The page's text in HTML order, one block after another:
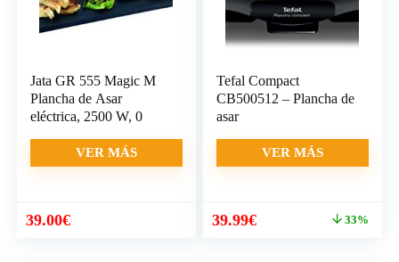
Jata GR 555 Magic M
Plancha de Asar
eléctrica, 2500 W, 0
VER MÁS
39.00€
Tefal Compact
CB500512 – Plancha de
asar
VER MÁS
El
39.99€El
33%